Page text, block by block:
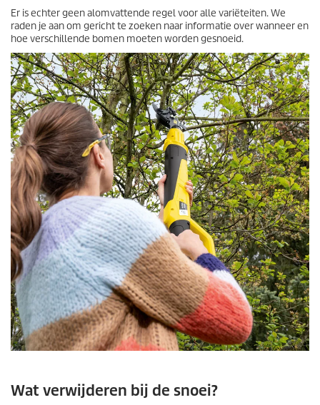
Er is echter geen alomvattende regel voor alle variëteiten. We
raden je aan om gericht te zoeken naar informatie over wanneer en
hoe verschillende bomen moeten worden gesnoeid.
Wat verwijderen bij de snoei?